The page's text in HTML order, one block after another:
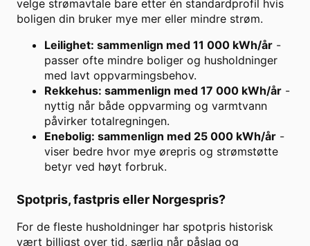
velge strømavtale bare etter én standardprofil hvis
boligen din bruker mye mer eller mindre strøm.
Leilighet: sammenlign med 11 000 kWh/år -
passer ofte mindre boliger og husholdninger
med lavt oppvarmingsbehov.
Rekkehus: sammenlign med 17 000 kWh/år -
nyttig når både oppvarming og varmtvann
påvirker totalregningen.
Enebolig: sammenlign med 25 000 kWh/år -
viser bedre hvor mye ørepris og strømstøtte
betyr ved høyt forbruk.
Spotpris, fastpris eller Norgespris?
For de fleste husholdninger har spotpris historisk
vært billigst over tid, særlig når påslag og